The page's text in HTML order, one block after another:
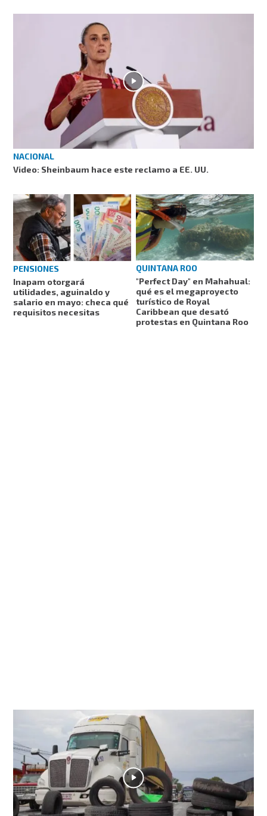
NACIONAL
Video: Sheinbaum hace este reclamo a EE. UU.
PENSIONES
Inapam otorgará
utilidades, aguinaldo y
salario en mayo: checa qué
requisitos necesitas
QUINTANA ROO
"Perfect Day" en Mahahual:
qué es el megaproyecto
turístico de Royal
Caribbean que desató
protestas en Quintana Roo